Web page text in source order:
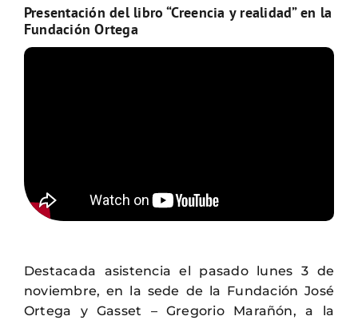
Presentación del libro “Creencia y realidad” en la
Fundación Ortega
Destacada asistencia el pasado lunes 3 de
noviembre, en la sede de la Fundación José
Ortega y Gasset – Gregorio Marañón, a la